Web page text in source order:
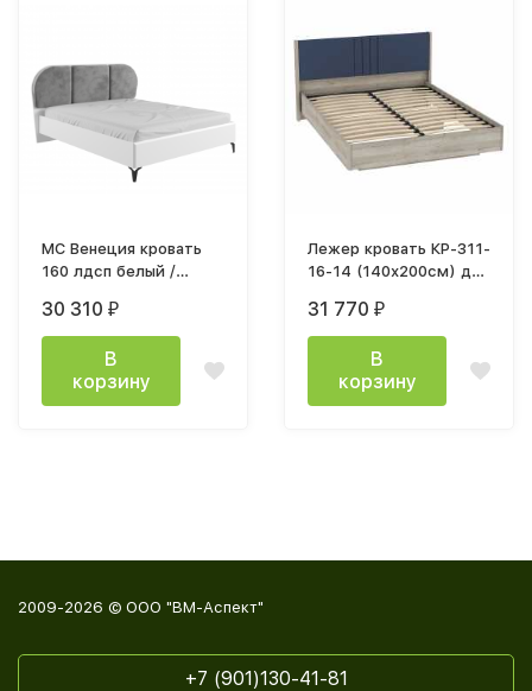
МС Венеция кровать
160 лдсп белый /
настилом
30 310 ₽
В
корзину
Лежер кровать КР-311-
16-14 (140х200см) дуб
14
31 770 ₽
В
корзину
2009-2026 © ООО "ВМ-Аспект"
+7 (901)130-41-81